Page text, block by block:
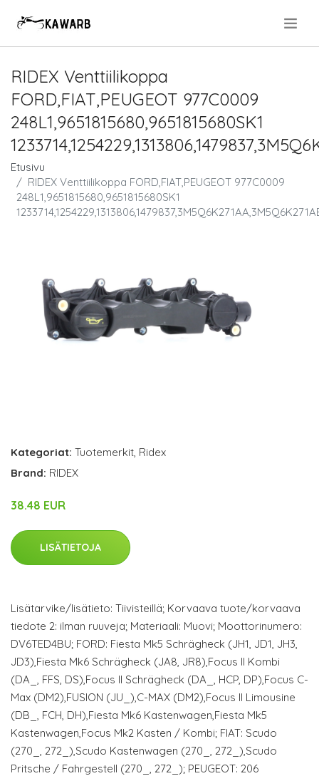
RIDEX Venttiilikoppa
FORD,FIAT,PEUGEOT 977C0009
248L1,9651815680,9651815680SK1
Etusivu
RIDEX Venttiilikoppa FORD,FIAT,PEUGEOT 977C0009
248L1,9651815680,9651815680SK1
Kategoriat: Tuotemerkit Ridex
Brand: RIDEX
38.48 EUR
LISÄTIETOJA
Lisätarvike/lisätieto: Tiivisteillä; Korvaava tuote/korvaava
tiedote 2: ilman ruuveja; Materiaali: Muovi; Moottorinumero:
DV6TED4BU; FORD: Fiesta Mk5 Schrägheck (JH1, JD1, JH3,
JD3),Fiesta Mk6 Schrägheck (JA8, JR8),Focus II Kombi
(DA_, FFS, DS),Focus II Schrägheck (DA_, HCP, DP),Focus C-
Max (DM2),FUSION (JU_),C-MAX (DM2),Focus II Limousine
(DB_, FCH, DH),Fiesta Mk6 Kastenwagen,Fiesta Mk5
Kastenwagen,Focus Mk2 Kasten / Kombi; FIAT: Scudo
(270_, 272_),Scudo Kastenwagen (270_, 272_),Scudo
Pritsche / Fahrgestell (270_, 272_); PEUGEOT: 206